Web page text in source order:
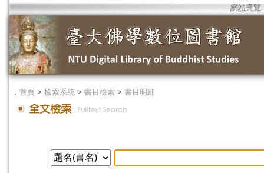
網站導覽
． 首頁 > 檢索系統 > 書目檢索 > 書目明細